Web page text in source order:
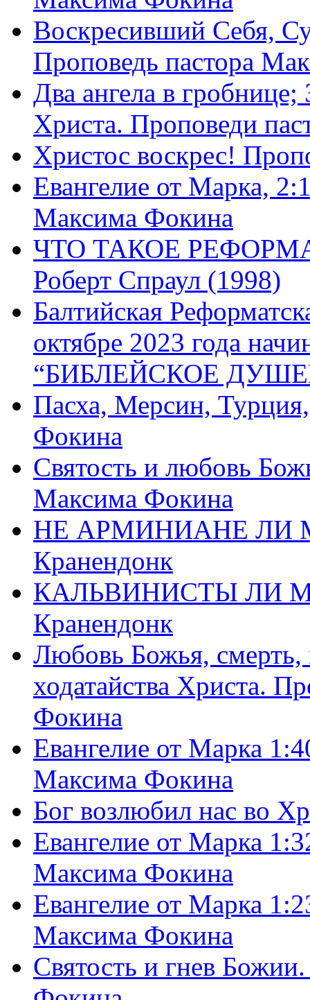
Воскресивший Себя,
Проповедь пастора
Два ангела в
Христа. Проповеди
Христос воскрес!
Евангелие от Марка,
Максима Фокина
ЧТО ТАКОЕ
Роберт Спраул (1998)
Балтийская
октябре 2023 года
“БИБЛЕЙСКОЕ
Пасха, Мерсин,
Фокина
Святость и любовь
Максима Фокина
НЕ АРМИНИАНЕ ЛИ
Кранендонк
КАЛЬВИНИСТЫ ЛИ
Кранендонк
Любовь Божья, смерть,
ходатайства Христа.
Фокина
Евангелие от Марка
Максима Фокина
Бог возлюбил нас во
Евангелие от Марка
Максима Фокина
Евангелие от Марка
Максима Фокина
Святость и гнев